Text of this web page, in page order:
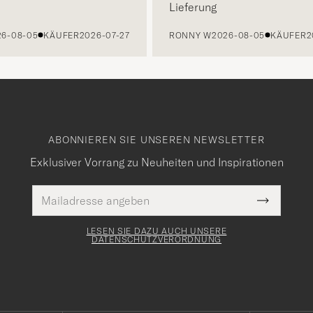
05 KÄUFER 2026-07-27
Lieferung
RONNY W2026-08-05 KÄUFER
ABONNIEREN SIE UNSEREN NEWSLETTER
Exklusiver Vorrang zu Neuheiten und Inspirationen
Mail
Adresse
Pflichtfeld
Submit
Newsletter
LESEN SIE DAZU AUCH UNSERE
DATENSCHUTZVERORDNUNG